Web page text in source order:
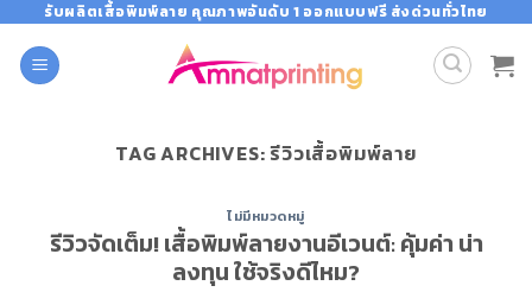
content
รับผลิตเสื้อพิมพ์ลาย คุณภาพอันดับ 1 ออกแบบฟรี ส่งด่วนทั่วไทย
TAG ARCHIVES:รีวิวเสื้อพิมพ์ลาย
ไม่มีหมวดหมู่
รีวิวจัดเต็ม! เสื้อพิมพ์ลายงานอีเวนต์: คุ้มค่า น่า
ลงทุน ใช้จริงดีไหม?